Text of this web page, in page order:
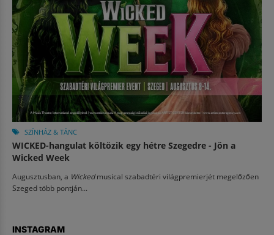
SZÍNHÁZ & TÁNC
WICKED-hangulat költözik egy hétre Szegedre - Jön a
Wicked Week
Augusztusban, a Wickedmusical szabadtéri világpremierjét megelőzően
Szeged több pontján...
INSTAGRAM